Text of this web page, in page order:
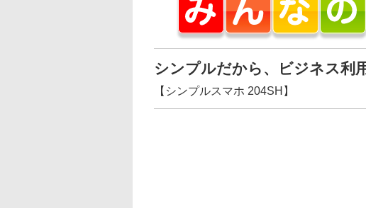
シンプルだから、ビジネス利
【シンプルスマホ 204SH】